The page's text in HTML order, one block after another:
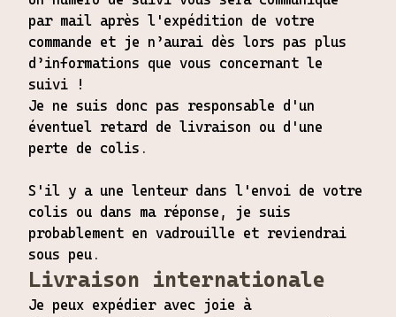
par mail après l'expédition de votre
commande et je n’aurai dès lors pas plus
d’informations que vous concernant le
suivi !
Je ne suis donc pas responsable d'un
éventuel retard de livraison ou d'une
perte de colis.
S'il y a une lenteur dans l'envoi de votre
colis ou dans ma réponse, je suis
probablement en vadrouille et reviendrai
sous peu.
Livraison internationale
Je peux expédier avec joie à